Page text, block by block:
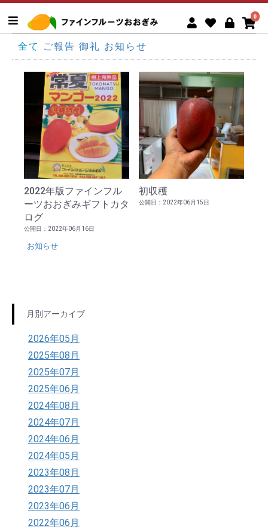
0
全て ご報告 御礼 お知らせ
2022年版ファインフル
ーツおおぎみギフトカタ
ログ
公開日：2022年06月16日
お知らせ
初収穫
公開日：2022年06月15日
月別アーカイブ
2026年05月
2025年08月
2025年07月
2025年06月
2024年08月
2024年07月
2024年06月
2024年05月
2023年08月
2023年07月
2023年06月
2022年06月